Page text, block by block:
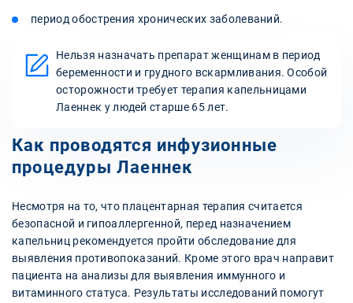
период обострения хронических заболеваний.
Нельзя назначать препарат женщинам в период
беременности и грудного вскармливания. Особой
осторожности требует терапия капельницами
Лаеннек у людей старше 65 лет.
Как проводятся инфузионные
процедуры Лаеннек
Несмотря на то, что плацентарная терапия считается
безопасной и гипоаллергенной, перед назначением
капельниц рекомендуется пройти обследование для
выявления противопоказаний. Кроме этого врач направит
пациента на анализы для выявления иммунного и
витаминного статуса. Результаты исследований помогут